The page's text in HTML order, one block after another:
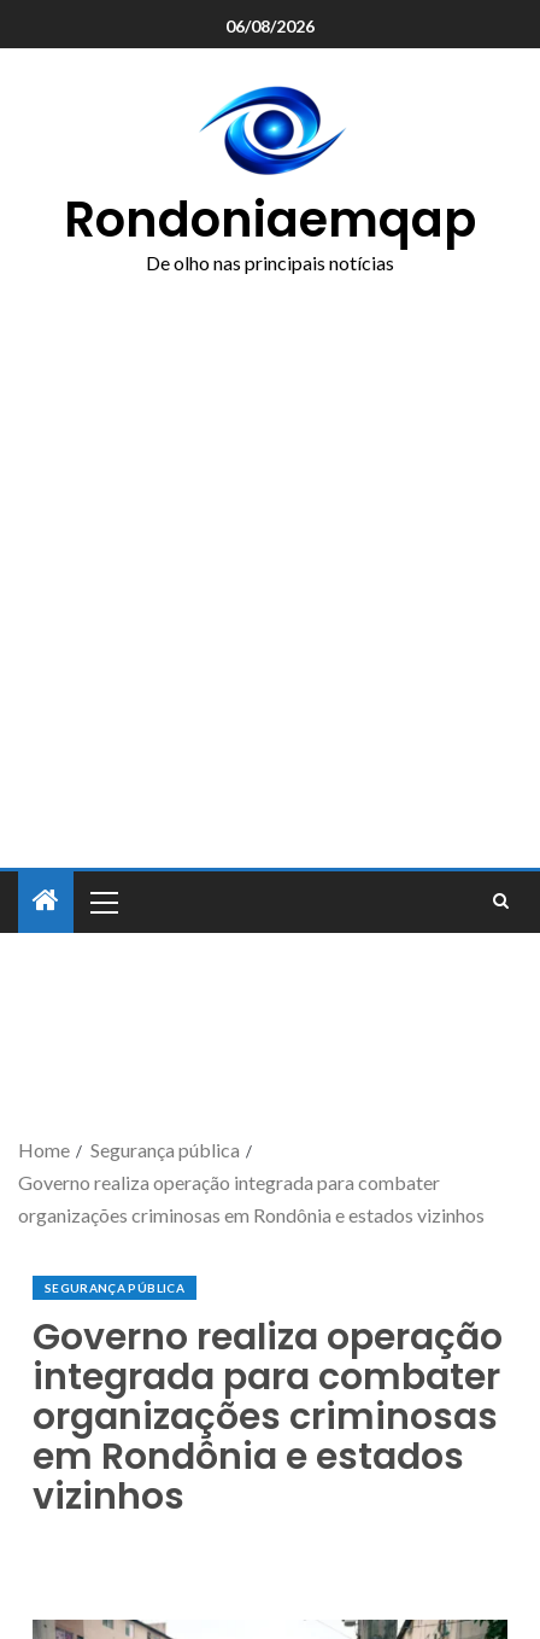
06/08/2026
Rondoniaemqap
De olho nas principais notícias
Home
Segurança pública
Governo realiza operação integrada para combater
organizações criminosas em Rondônia e estados vizinhos
SEGURANÇA PÚBLICA
Governo realiza operação
integrada para combater
organizações criminosas
em Rondônia e estados
vizinhos